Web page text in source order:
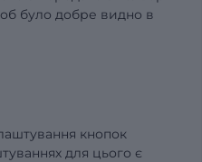
було добре видно в
кнопок
для цього є